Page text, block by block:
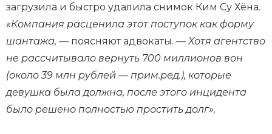
загрузила и быстро удалила снимок Ким Су Хёна.
«Компания расценила этот поступок как форму
шантажа, — поясняют адвокаты. — Хотя агентство
не рассчитывало вернуть 700 миллионов вон
(около 39 млн рублей — прим.ред.), которые
девушка была должна, после этого инцидента
было решено полностью простить долг».